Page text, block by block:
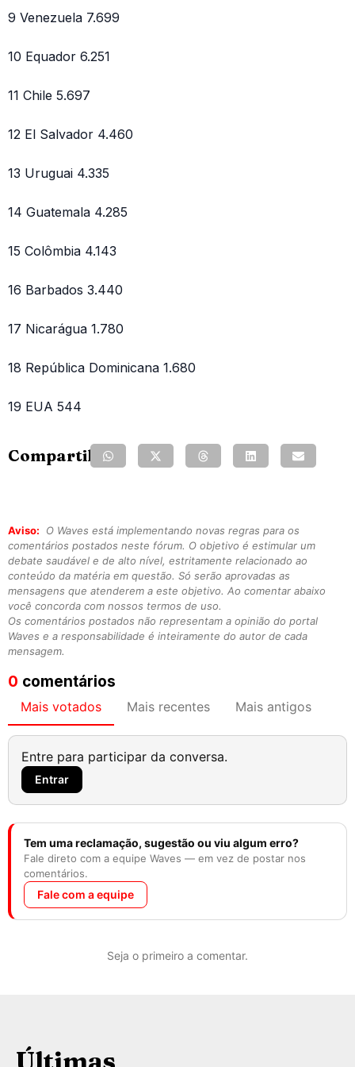
9 Venezuela 7.699
10 Equador 6.251
11 Chile 5.697
12 El Salvador 4.460
13 Uruguai 4.335
14 Guatemala 4.285
15 Colômbia 4.143
16 Barbados 3.440
17 Nicarágua 1.780
18 República Dominicana 1.680
19 EUA 544
Compartilhe:
Aviso:
O Waves está implementando novas regras para os
comentários postados neste fórum. O objetivo é estimular um
debate saudável e de alto nível, estritamente relacionado ao
conteúdo da matéria em questão. Só serão aprovadas as
mensagens que atenderem a este objetivo. Ao comentar abaixo
você concorda com nossos termos de uso.
Os comentários postados não representam a opinião do portal
Waves e a responsabilidade é inteiramente do autor de cada
mensagem.
0 comentários
Mais votados Mais recentes Mais antigos
Entre para participar da conversa.
Entrar
Tem uma reclamação, sugestão ou viu algum erro?
Fale direto com a equipe Waves — em vez de postar nos
comentários.
Fale com a equipe
Seja o primeiro a comentar.
Últimas